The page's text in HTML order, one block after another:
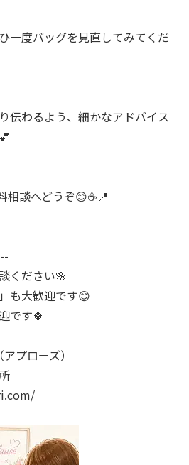
一度バッグを見直してみてくだ
伝わるよう、細かなアドバイス
相談へどうぞ😊☕📍
ください🌸
も大歓迎です😊
です🍀
プローズ）